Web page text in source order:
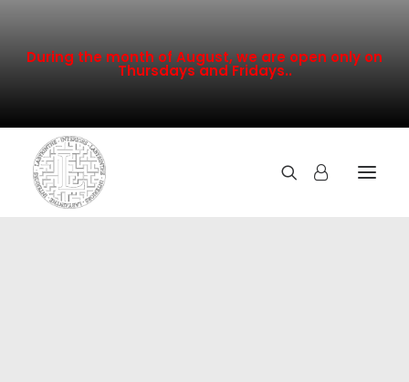
During the month of August, we are open only on
Thursdays and Fridays..